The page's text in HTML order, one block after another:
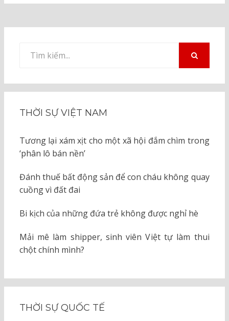
kiếm
THỜI SỰ VIỆT NAM
Tương lại xám xịt cho một xã hội đắm chìm trong
‘phân lô bán nền’
Đánh thuế bất động sản để con cháu không quay
cuồng vì đất đai
Bi kịch của những đứa trẻ không được nghỉ hè
Mải mê làm shipper, sinh viên Việt tự làm thui
chột chính mình?
THỜI SỰ QUỐC TẾ